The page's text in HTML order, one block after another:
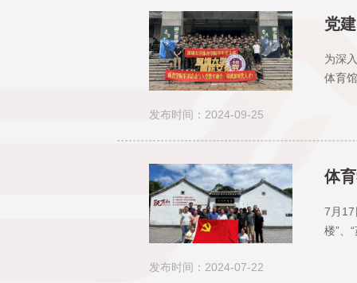
发布时间：2024-09-25
党
为深
体育
发布时间：2024-07-22
体
7月17
楼”、